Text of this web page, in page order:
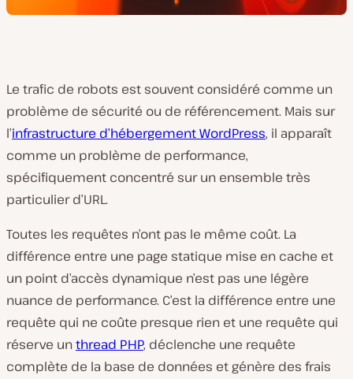
Le trafic de robots est souvent considéré comme un
problème de sécurité ou de référencement. Mais sur
l’infrastructure d’hébergement WordPress, il apparaît
comme un problème de performance,
spécifiquement concentré sur un ensemble très
particulier d’URL.
Toutes les requêtes n’ont pas le même coût. La
différence entre une page statique mise en cache et
un point d’accès dynamique n’est pas une légère
nuance de performance. C’est la différence entre une
requête qui ne coûte presque rien et une requête qui
réserve unthread PHP, déclenche une requête
complète de la base de données et génère des frais